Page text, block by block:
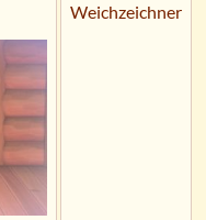
Weichzeichner